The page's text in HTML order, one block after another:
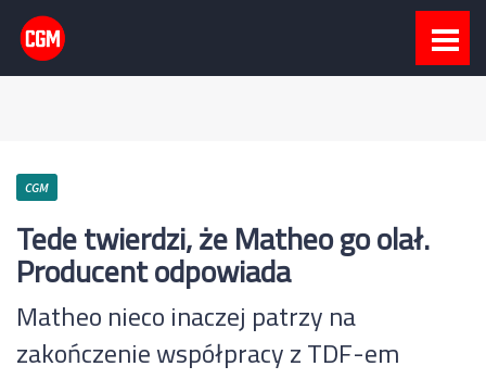
CGM
Tede twierdzi, że Matheo go olał.
Producent odpowiada
Matheo nieco inaczej patrzy na
zakończenie współpracy z TDF-em